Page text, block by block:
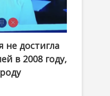
не достигла
в 2008 году,